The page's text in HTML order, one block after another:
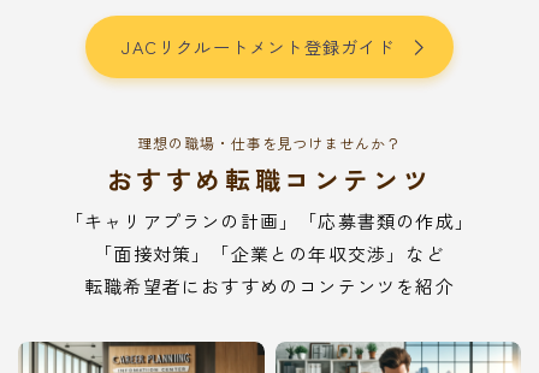
JACリクルートメント登録ガイド
理想の職場・仕事を見つけませんか？
おすすめ転職コンテンツ
「キャリアプランの計画」「応募書類の作成」
「面接対策」「企業との年収交渉」など
転職希望者におすすめのコンテンツを紹介